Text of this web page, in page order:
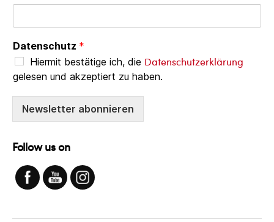
Datenschutz *
Hiermit bestätige ich, die Datenschutzerklärung
gelesen und akzeptiert zu haben.
Newsletter abonnieren
Follow us on